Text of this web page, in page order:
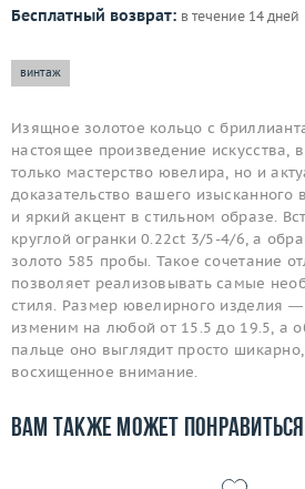
Бесплатный возврат: в течение 14 дней
винтаж
Изящное золотое кольцо с
настоящее произведение искусства,
только мастерство ювелира, но и
доказательство вашего изысканного
и яркий акцент в стильном образе.
круглой огранки 0.22ct 3/5-4/6, а
золото 585 пробы. Такое сочетание
позволяет реализовывать самые
стиля. Размер ювелирного изделия —
изменим на любой от 15.5 до 19.5, а
пальце оно выглядит просто
восхищенное внимание.
Вам также может понравиться